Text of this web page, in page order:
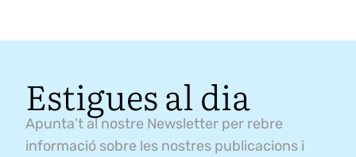
Estigues al dia
Apunta’t al nostre Newsletter per rebre
informació sobre les nostres publicacions i